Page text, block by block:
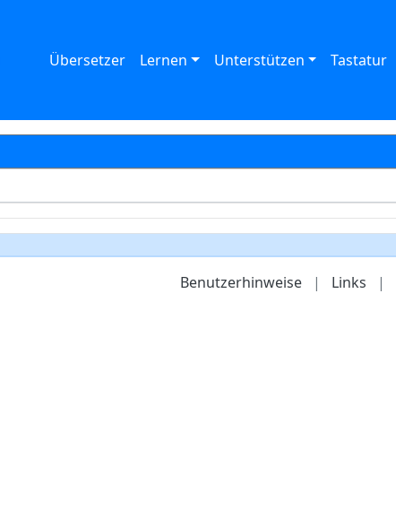
Übersetzer Lernen Unterstützen Tastatur
Benutzerhinweise | Links |